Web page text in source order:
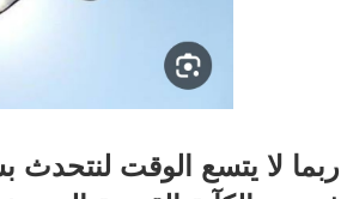
ربما لا يتسع الوقت